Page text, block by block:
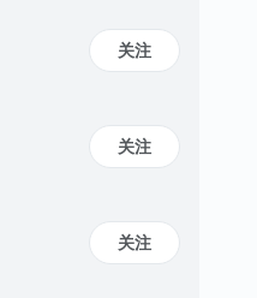
关注
关注
关注